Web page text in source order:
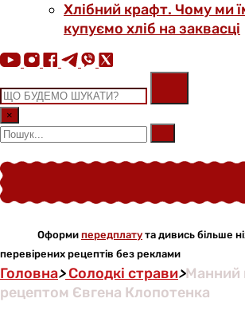
Хлібний крафт. Чому ми
купуємо хліб на заквасці
×
Оформи передплату та дивись більше
перевірених рецептів без реклами
Головна>Солодкі страви>Манний
рецептом Євгена Клопотенка